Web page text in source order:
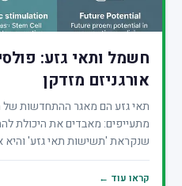
חשמל ותאי גזע:
אורגניזם מזדקן
תאי גזע הם מאגר ההתחדשות של
מתעייפים: מאבדים את היכולת
שנקראת 'תשישות תאי גזע' והיא
קראו עוד ←